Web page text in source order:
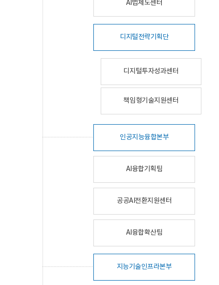
AI법제도센터
디지털전략기획단
디지털투자성과센터
책임형기술지원센터
인공지능융합본부
AI융합기획팀
공공AI전환지원센터
AI융합확산팀
지능기술인프라본부